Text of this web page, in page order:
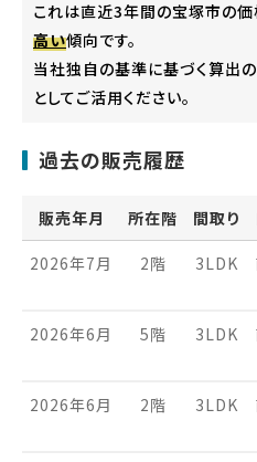
これは直近3年間の宝塚市の価
高い傾向です。
当社独自の基準に基づく算出
としてご活用ください。
過去の販売履歴
販売年月 所在階 間取り
2026年7月 2階 3LDK
2026年6月 5階 3LDK
2026年6月 2階 3LDK